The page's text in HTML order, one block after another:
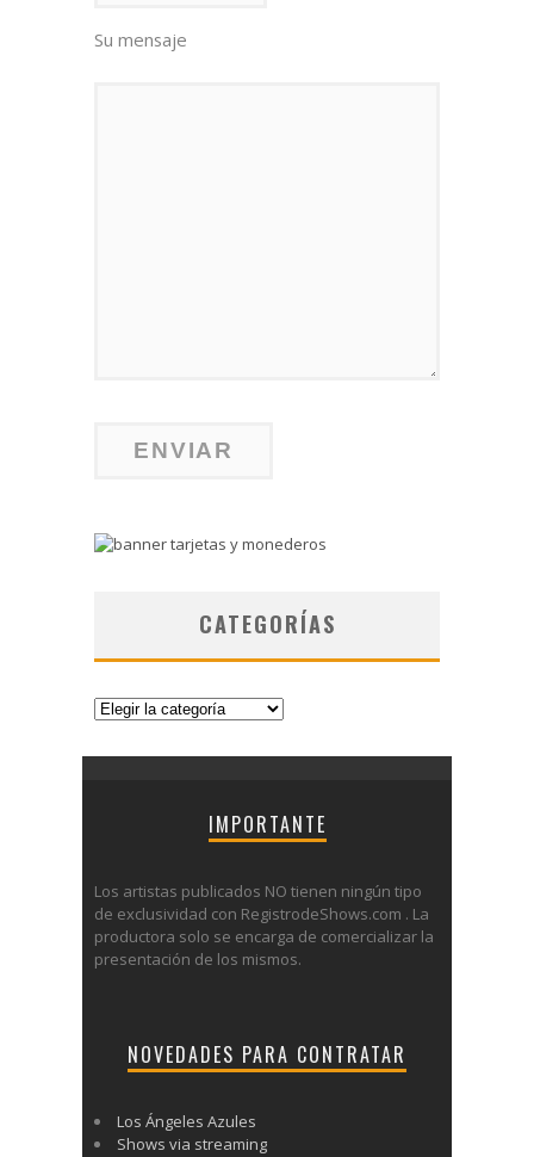
Su mensaje
CATEGORÍAS
Categorías
IMPORTANTE
Los artistas publicados NO tienen ningún tipo
de exclusividad con RegistrodeShows.com . La
productora solo se encarga de comercializar la
presentación de los mismos.
NOVEDADES PARA CONTRATAR
Los Ángeles Azules
Shows via streaming